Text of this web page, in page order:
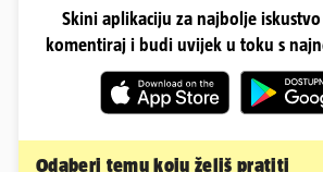
Skini aplikaciju za najbolje
komentiraj i budi uvijek u toku s
Odaberi temu koju želiš pratiti